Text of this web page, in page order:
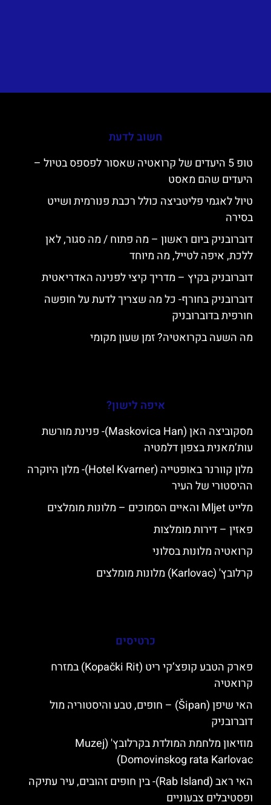
חשוב לדעת
טופ 5 היעדים של קרואטיה שאסור לפספס בטיול –
היעדים שהם מאסט
טיול לאגמי פליטביצה כולל רכבת פנורמית ושייט
בסירה
דוברובניק ביום ראשון – מה פתוח / מה סגור, לאן
ללכת, איפה לטייל, מה מיוחד
דוברובניק בקיץ – מדריך קיצי לפנינה האדריאטית
דוברובניק בחורף- כל מה שצריך לדעת על חופשה
חורפית בדוברובניק
מה השעה בקרואטיה? זמן שעון מקומי
איפה לישון?
מסקוביצה האן (Maskovica Han)- פנינת מורשת
עות’מאנית בצפון דלמטיה
מלון קוורנר באופטייה (Hotel Kvarner)- מלון היוקרה
ההיסטורי של העיר
מלייט Mljet והאיים הסמוכים – מלונות מומלצים
פאזין – דירות מומלצות
קרואטיה מלונות בסלוני
קרלובץ' (Karlovac) מלונות מומלצים
כרטיסים
פארק הטבע קופצ’קי ריט (Kopački Rit) במזרח
קרואטיה
האי שיפן (Šipan) – חופים, טבע והיסטוריה מול
דוברובניק
מוזיאון מלחמת המולדת בקרלובץ' (Muzej
Domovinskog rata Karlovac)
האי ראב (Rab Island)- בין חופים זהובים, עיר עתיקה
ופסטיבלים צבעוניים